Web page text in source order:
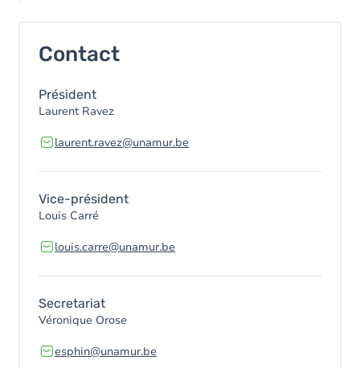
Contact
Président
Laurent Ravez
laurent.ravez@unamur.be
Vice-président
Louis Carré
louis.carre@unamur.be
Secretariat
Véronique Orose
esphin@unamur.be